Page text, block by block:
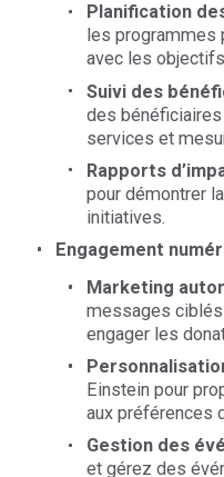
Planification
les programmes
avec les
Suivi des
des
services et
Rapports
pour démontrer
initiatives.
Engagement
Marketing
messages
engager les
Einstein pour
aux préférences
Gestion des
et gérez des